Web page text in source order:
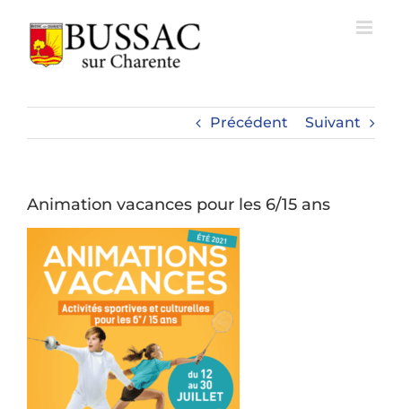
contenu
Précédent Suivant
Animation vacances pour les 6/15 ans